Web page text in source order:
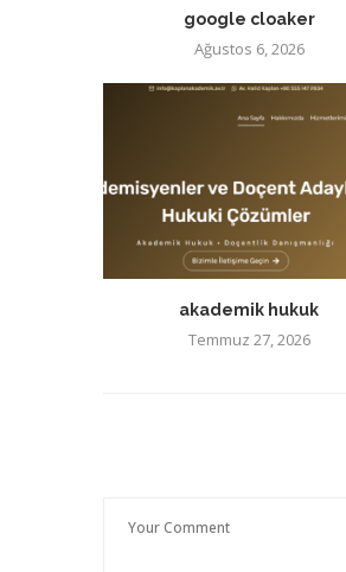
google cloaker
Ağustos 6, 2026
akademik hukuk
Temmuz 27, 2026